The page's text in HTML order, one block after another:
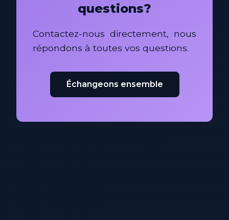
questions?
Contactez-nous directement, nous
répondons à toutes vos questions.
Échangeons ensemble